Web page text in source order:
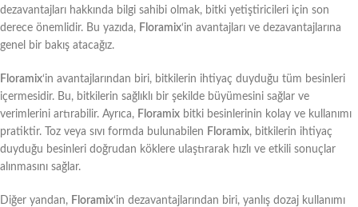
dezavantajları hakkında bilgi sahibi olmak, bitki yetiştiricileri için son
derece önemlidir. Bu yazıda, Floramix‘in avantajları ve dezavantajlarına
genel bir bakış atacağız.
Floramix‘in avantajlarından biri, bitkilerin ihtiyaç duyduğu tüm besinleri
içermesidir. Bu, bitkilerin sağlıklı bir şekilde büyümesini sağlar ve
verimlerini artırabilir. Ayrıca, Floramix bitki besinlerinin kolay ve kullanımı
pratiktir. Toz veya sıvı formda bulunabilen Floramix, bitkilerin ihtiyaç
duyduğu besinleri doğrudan köklere ulaştırarak hızlı ve etkili sonuçlar
alınmasını sağlar.
Diğer yandan, Floramix‘in dezavantajlarından biri, yanlış dozaj kullanımı